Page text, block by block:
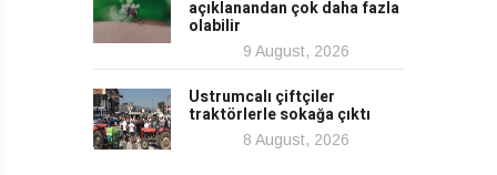
açıklanandan çok daha fazla
olabilir
9 August, 2026
Ustrumcalı çiftçiler
traktörlerle sokağa çıktı
8 August, 2026